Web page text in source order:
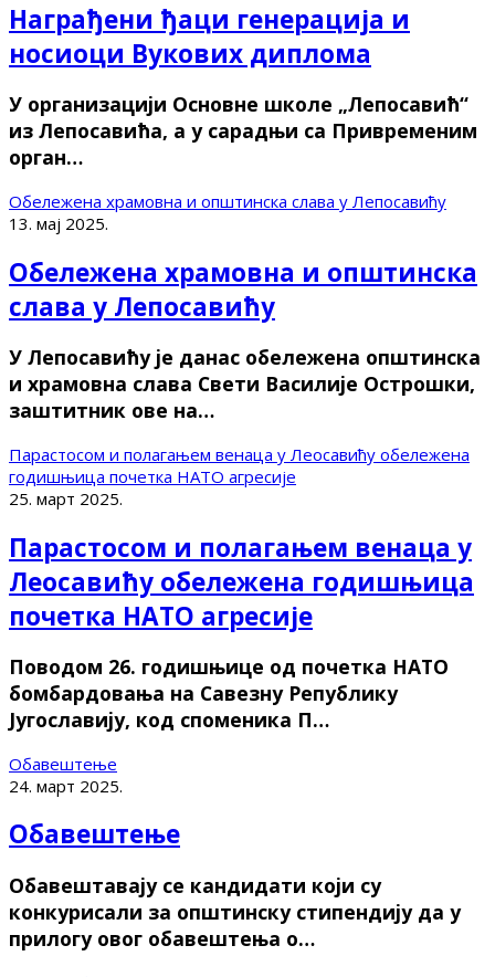
Награђени ђаци генерација и
носиоци Вукових диплома
У организацији Основне школе „Лепосавић“
из Лепосавића, а у сарадњи са Привременим
орган…
Обележена храмовна и општинска слава у Лепосавићу
13. мај 2025.
Обележена храмовна и општинска
слава у Лепосавићу
У Лепосавићу је данас обележена општинска
и храмовна слава Свети Василије Острошки,
заштитник ове на…
Парастосом и полагањем венаца у Леосавићу обележена
годишњица почетка НАТО агресије
25. март 2025.
Парастосом и полагањем венаца у
Леосавићу обележена годишњица
почетка НАТО агресије
Поводом 26. годишњице од почетка НАТО
бомбардовања на Савезну Републику
Југославију, код споменика П…
Обавештење
24. март 2025.
Обавештење
Обавештавају се кандидати који су
конкурисали за општинску стипендију да у
прилогу овог обавештења о…